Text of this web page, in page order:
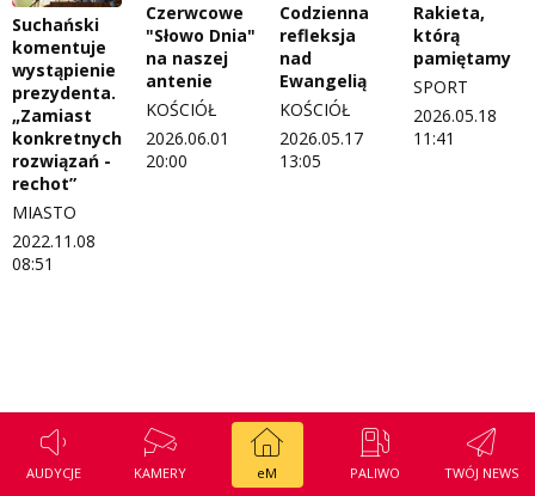
Weekend z blondynką
W starych Kielcach
Wszystko w temacie
Polityka prywatności
ZNAJDZIESZ NAS TAKŻE NA
AUDYCJE KAMERY eM PALIWO TWÓJ NEWS
Suchański
komentuje
wystąpienie
prezydenta.
„Zamiast
konkretnych
rozwiązań -
rechot”
MIASTO
2022.11.08
08:51
Czerwcowe
"Słowo Dnia"
na naszej
antenie
KOŚCIÓŁ
2026.06.01
20:00
Codzienna
refleksja
nad
Ewangelią
KOŚCIÓŁ
2026.05.17
13:05
Rakieta,
którą
pamiętamy
SPORT
2026.05.18
11:41